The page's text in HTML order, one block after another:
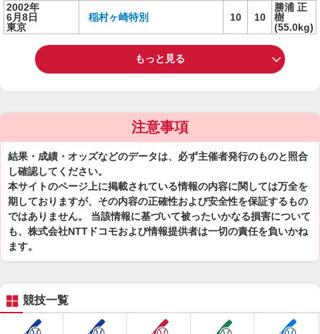
2002年
6月8日
東京
稲村ヶ崎特別 10 10
勝浦 正
樹
(55.0kg)
もっと見る
注意事項
結果・成績・オッズなどのデータは、必ず主催者発行のものと照合
し確認してください。
本サイトのページ上に掲載されている情報の内容に関しては万全を
期しておりますが、その内容の正確性および安全性を保証するもの
ではありません。 当該情報に基づいて被ったいかなる損害について
も、株式会社NTTドコモおよび情報提供者は一切の責任を負いかね
ます。
競技一覧